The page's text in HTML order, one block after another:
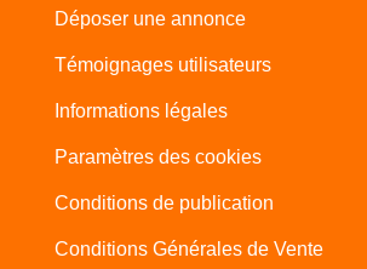
Déposer une annonce
Témoignages utilisateurs
Informations légales
Paramètres des cookies
Conditions de publication
Conditions Générales de Vente